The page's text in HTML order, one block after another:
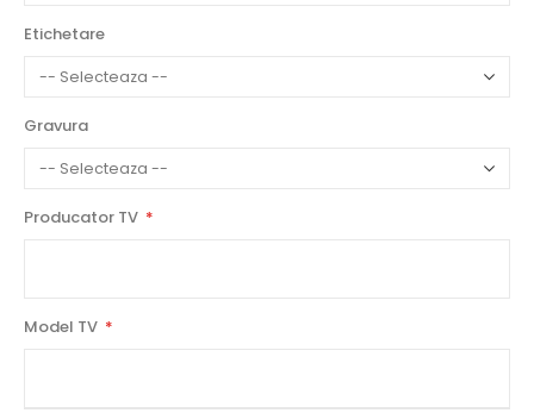
Etichetare
Gravura
Producator TV
Model TV